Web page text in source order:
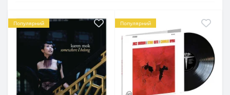
Популярний Популярний